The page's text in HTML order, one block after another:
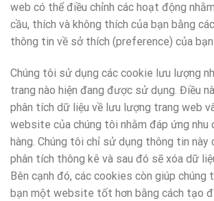
web có thể điều chỉnh các hoạt động
cầu, thích và không thích của bạn bằng
thông tin về sở thích (preference) của bạn.
Chúng tôi sử dụng các cookie lưu lượng
trang nào hiện đang được sử dụng. Điều
phân tích dữ liệu về lưu lượng trang web
website của chúng tôi nhằm đáp ứng nhu
hàng. Chúng tôi chỉ sử dụng thông tin này
phân tích thông kê và sau đó sẽ xóa dữ
Bên cạnh đó, các cookies còn giúp chúng
bạn một website tốt hơn bằng cách tạo